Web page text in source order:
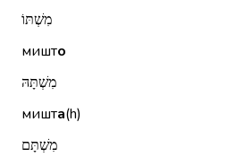
מִשְׁתּוֹ
мишто
מִשְׁתָּהּ
мишта(h)
מִשְׁתָּם